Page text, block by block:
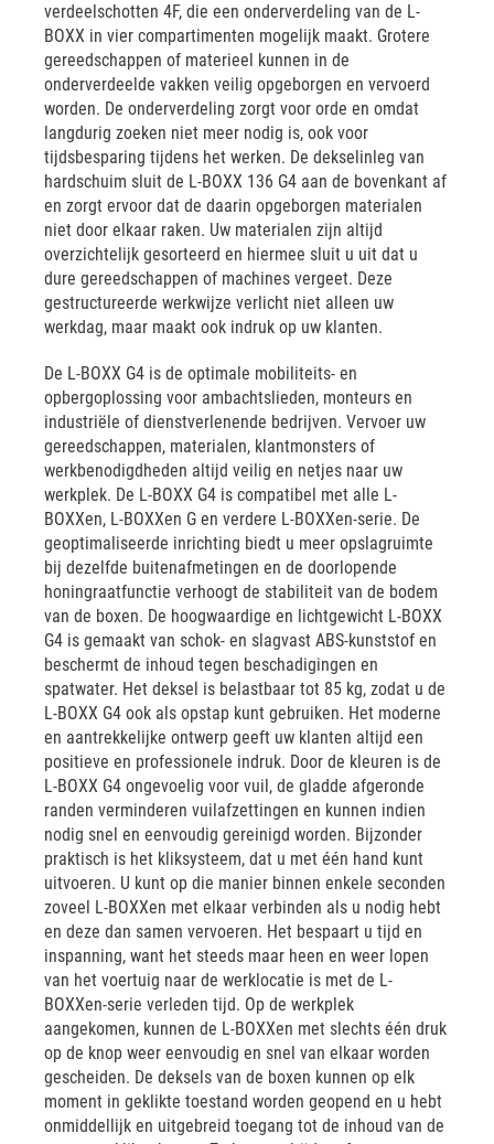
verdeelschotten 4F, die een onderverdeling van de L-
BOXX in vier compartimenten mogelijk maakt. Grotere
gereedschappen of materieel kunnen in de
onderverdeelde vakken veilig opgeborgen en vervoerd
worden. De onderverdeling zorgt voor orde en omdat
langdurig zoeken niet meer nodig is, ook voor
tijdsbesparing tijdens het werken. De dekselinleg van
hardschuim sluit de L-BOXX 136 G4 aan de bovenkant af
en zorgt ervoor dat de daarin opgeborgen materialen
niet door elkaar raken. Uw materialen zijn altijd
overzichtelijk gesorteerd en hiermee sluit u uit dat u
dure gereedschappen of machines vergeet. Deze
gestructureerde werkwijze verlicht niet alleen uw
werkdag, maar maakt ook indruk op uw klanten.
De L-BOXX G4 is de optimale mobiliteits- en
opbergoplossing voor ambachtslieden, monteurs en
industriële of dienstverlenende bedrijven. Vervoer uw
gereedschappen, materialen, klantmonsters of
werkbenodigdheden altijd veilig en netjes naar uw
werkplek. De L-BOXX G4 is compatibel met alle L-
BOXXen, L-BOXXen G en verdere L-BOXXen-serie. De
geoptimaliseerde inrichting biedt u meer opslagruimte
bij dezelfde buitenafmetingen en de doorlopende
honingraatfunctie verhoogt de stabiliteit van de bodem
van de boxen. De hoogwaardige en lichtgewicht L-BOXX
G4 is gemaakt van schok- en slagvast ABS-kunststof en
beschermt de inhoud tegen beschadigingen en
spatwater. Het deksel is belastbaar tot 85 kg, zodat u de
L-BOXX G4 ook als opstap kunt gebruiken. Het moderne
en aantrekkelijke ontwerp geeft uw klanten altijd een
positieve en professionele indruk. Door de kleuren is de
L-BOXX G4 ongevoelig voor vuil, de gladde afgeronde
randen verminderen vuilafzettingen en kunnen indien
nodig snel en eenvoudig gereinigd worden. Bijzonder
praktisch is het kliksysteem, dat u met één hand kunt
uitvoeren. U kunt op die manier binnen enkele seconden
zoveel L-BOXXen met elkaar verbinden als u nodig hebt
en deze dan samen vervoeren. Het bespaart u tijd en
inspanning, want het steeds maar heen en weer lopen
van het voertuig naar de werklocatie is met de L-
BOXXen-serie verleden tijd. Op de werkplek
aangekomen, kunnen de L-BOXXen met slechts één druk
op de knop weer eenvoudig en snel van elkaar worden
gescheiden. De deksels van de boxen kunnen op elk
moment in geklikte toestand worden geopend en u hebt
onmiddellijk en uitgebreid toegang tot de inhoud van de